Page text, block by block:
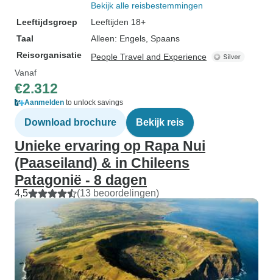
Bekijk alle reisbestemmingen
Leeftijdsgroep
Leeftijden 18+
Taal
Alleen: Engels, Spaans
Reisorganisatie
People Travel and Experience
Vanaf
€2.312
Aanmelden to unlock savings
Download brochure Bekijk reis
Unieke ervaring op Rapa Nui
(Paaseiland) & in Chileens
Patagonië - 8 dagen
4,5 (13 beoordelingen)